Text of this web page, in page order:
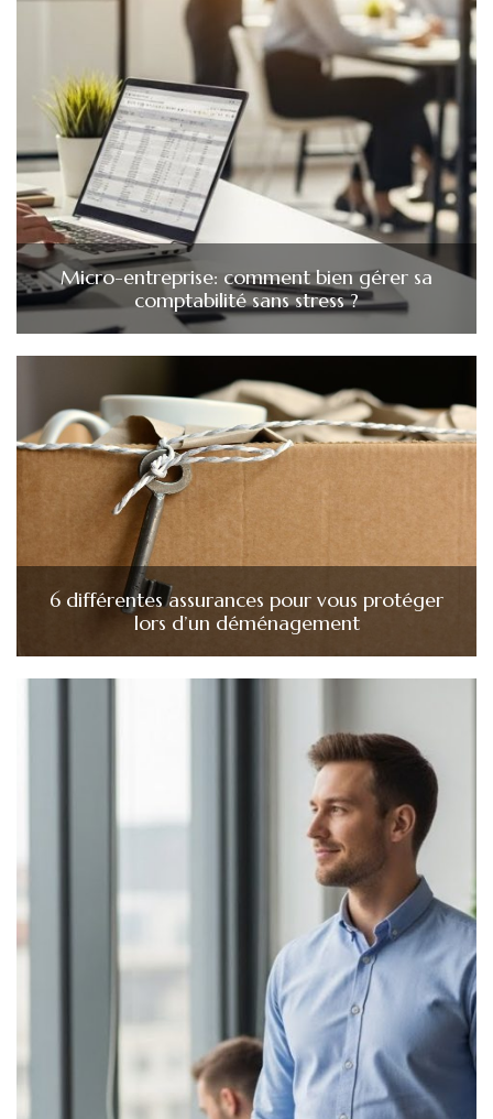
Micro-entreprise: comment bien gérer sa
comptabilité sans stress ?
6 différentes assurances pour vous protéger
lors d’un déménagement